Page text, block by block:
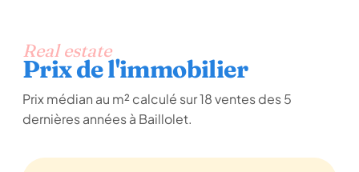
Real estate
Prix de l'immobilier
Prix médian au m² calculé sur 18 ventes des 5
dernières années à Baillolet.